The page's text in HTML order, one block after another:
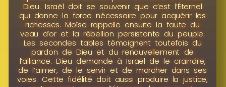
Dieu. Israël doit se souvenir que c’est l’Éternel
qui donne la force nécessaire pour acquérir les
richesses. Moïse rappelle ensuite la faute du
veau d’or et la rébellion persistante du peuple.
Les secondes tables témoignent toutefois du
pardon de Dieu et du renouvellement de
l’alliance. Dieu demande à Israël de le craindre,
de l’aimer, de le servir et de marcher dans ses
voies. Cette fidélité doit aussi produire la justice,